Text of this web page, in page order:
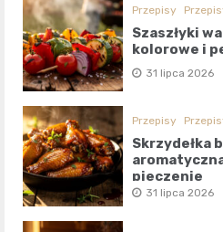
Przepisy
Szaszłyki
kolorowe i
31 lipca 2026
Przepisy
Skrzydełka
pieczenie
31 lipca 2026